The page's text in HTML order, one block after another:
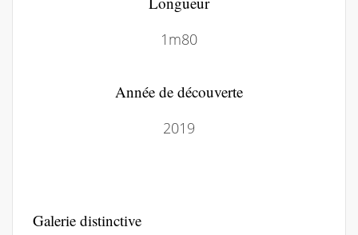
1m80
Année de découverte
2019
Galerie distinctive